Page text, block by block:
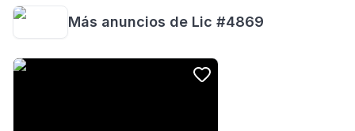
Más anuncios de Lic #4869